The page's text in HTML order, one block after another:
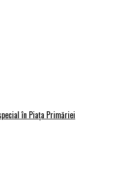
în Piața Primăriei